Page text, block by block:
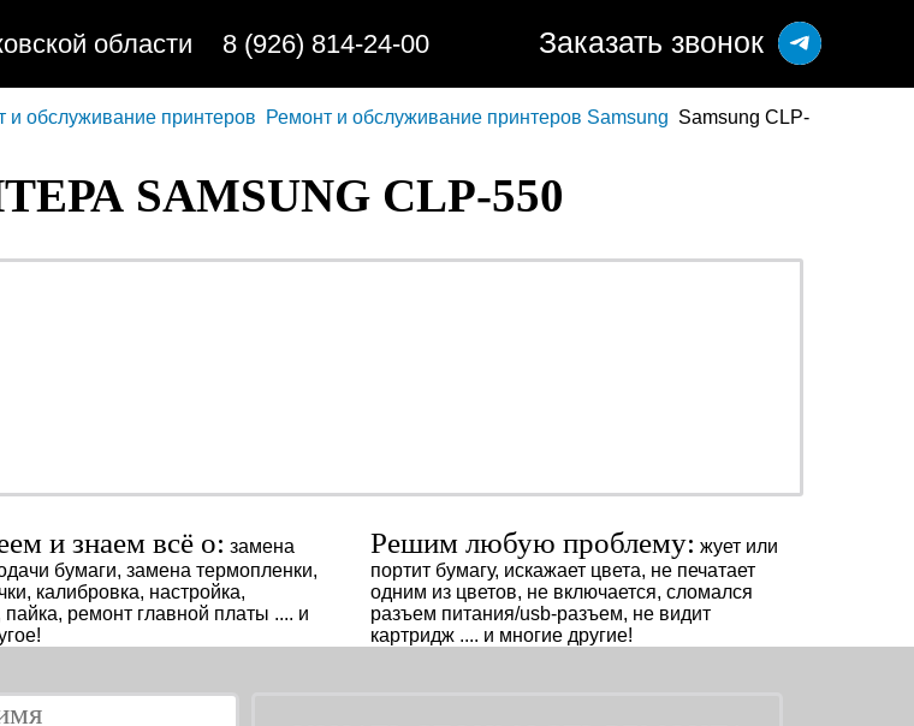
области 8 (926) 814-24-00 Заказать звонок
и обслуживание принтеров Ремонт и обслуживание принтеров Samsung Samsung CLP-
SAMSUNG CLP-550
и знаем всё о: замена
бумаги, замена термопленки,
калибровка, настройка,
ремонт главной платы .... и
Решим любую проблему: жует или
портит бумагу, искажает цвета, не печатает
одним из цветов, не включается, сломался
разъем питания/usb-разъем, не видит
картридж .... и многие другие!